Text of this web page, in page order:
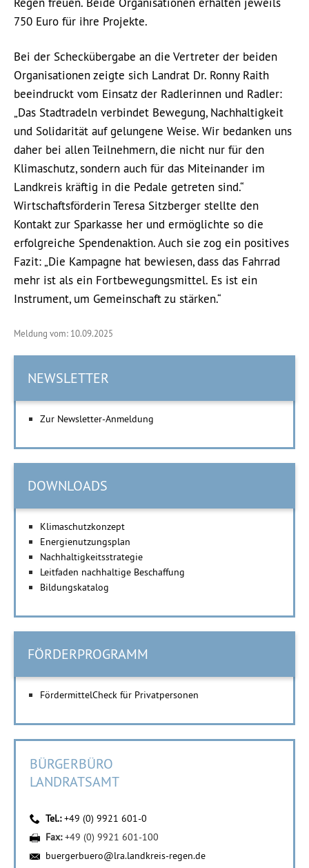
750 Euro für ihre Projekte.
Bei der Scheckübergabe an die Vertreter der beiden
Organisationen zeigte sich Landrat Dr. Ronny Raith
beeindruckt vom Einsatz der Radlerinnen und Radler:
„Das Stadtradeln verbindet Bewegung, Nachhaltigkeit
und Solidarität auf gelungene Weise. Wir bedanken uns
daher bei allen Teilnehmern, die nicht nur für den
Klimaschutz, sondern auch für das Miteinander im
Landkreis kräftig in die Pedale getreten sind.“
Wirtschaftsförderin Teresa Sitzberger stellte den
Kontakt zur Sparkasse her und ermöglichte so die
erfolgreiche Spendenaktion. Auch sie zog ein positives
Fazit: „Die Kampagne hat bewiesen, dass das Fahrrad
mehr ist als ein Fortbewegungsmittel. Es ist ein
Instrument, um Gemeinschaft zu stärken.“
Meldung vom: 10.09.2025
NEWSLETTER
Zur Newsletter-Anmeldung
DOWNLOADS
Klimaschutzkonzept
Energienutzungsplan
Nachhaltigkeitsstrategie
Leitfaden nachhaltige Beschaffung
Bildungskatalog
FÖRDERPROGRAMM
FördermittelCheck für Privatpersonen
BÜRGERBÜRO
LANDRATSAMT
Tel.:+49 (0) 9921 601-0
Fax:+49 (0) 9921 601-100
buergerbuero@lra.landkreis-regen.de